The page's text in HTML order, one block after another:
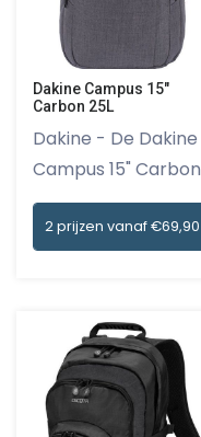
Dakine Campus 15"
Carbon 25L
Dakine - De Dakine
Campus 15" Carbon
25L ru...
2 prijzen vanaf €69,90